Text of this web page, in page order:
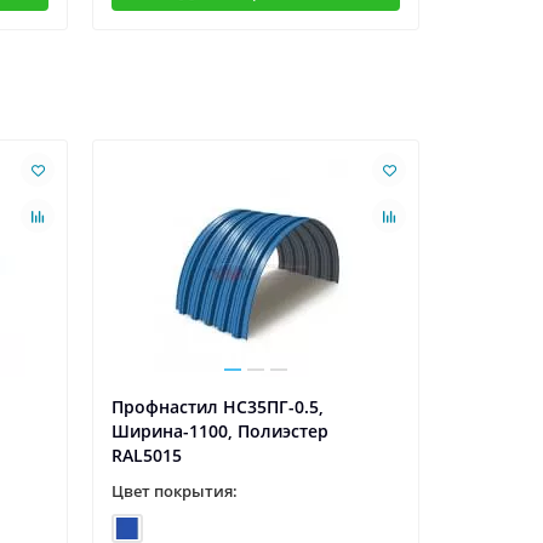
Профнастил НС35ПГ-0.5,
Ширина-1100, Полиэстер
RAL5015
Цвет покрытия: